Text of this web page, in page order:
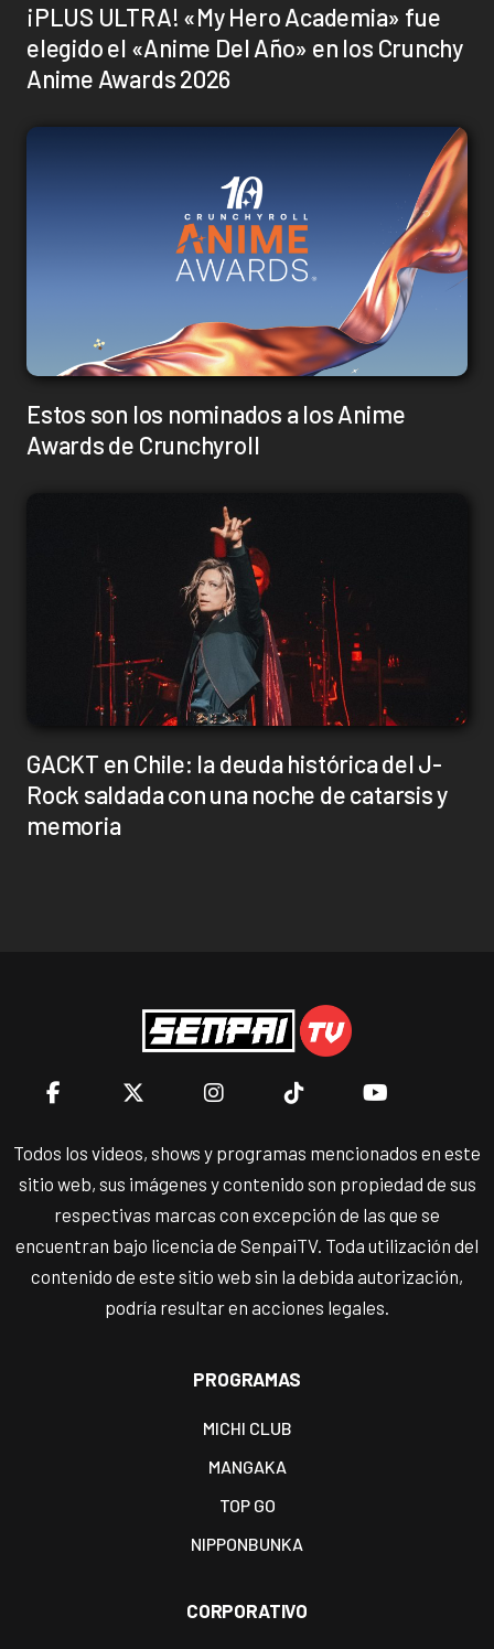
¡PLUS ULTRA! «My Hero Academia» fue
elegido el «Anime Del Año» en los Crunchy
Anime Awards 2026
Estos son los nominados a los Anime
Awards de Crunchyroll
GACKT en Chile: la deuda histórica del J-
Rock saldada con una noche de catarsis y
memoria
Todos los videos, shows y programas mencionados en este
sitio web, sus imágenes y contenido son propiedad de sus
respectivas marcas con excepción de las que se
encuentran bajo licencia de SenpaiTV. Toda utilización del
contenido de este sitio web sin la debida autorización,
podría resultar en acciones legales.
PROGRAMAS
MICHI CLUB
MANGAKA
TOP GO
NIPPONBUNKA
CORPORATIVO